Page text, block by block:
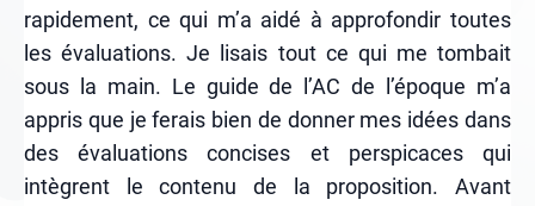
rapidement, ce qui m’a aidé à approfondir toutes
les évaluations. Je lisais tout ce qui me tombait
sous la main. Le guide de l’AC de l’époque m’a
appris que je ferais bien de donner mes idées dans
des évaluations concises et perspicaces qui
intègrent le contenu de la proposition. Avant